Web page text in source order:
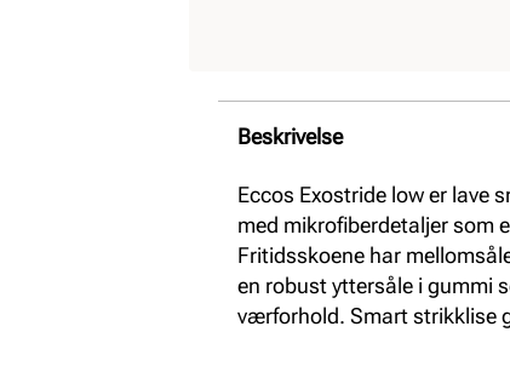
Beskrivelse
Eccos Exostride low er lave
med mikrofiberdetaljer som
Fritidsskoene har
en robust yttersåle i gummi
værforhold. Smart strikklise